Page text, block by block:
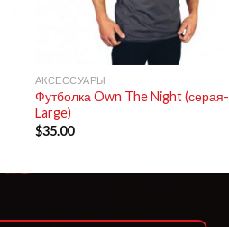
АКСЕССУАРЫ
Футболка Own The Night (серая-
Large)
$35.00